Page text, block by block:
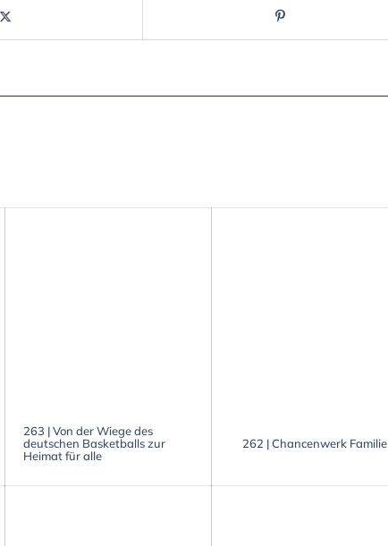
263 | Von der Wiege des
deutschen Basketballs zur
Heimat für alle
262 | Chancenwerk Familie